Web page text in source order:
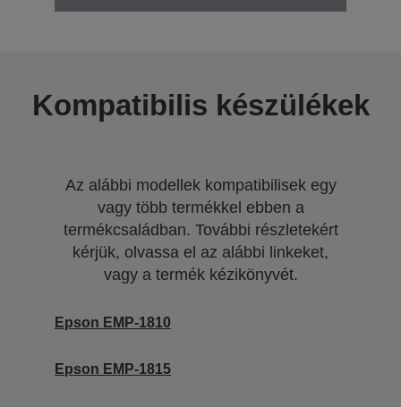
Kompatibilis készülékek
Az alábbi modellek kompatibilisek egy
vagy több termékkel ebben a
termékcsaládban. További részletekért
kérjük, olvassa el az alábbi linkeket,
vagy a termék kézikönyvét.
Epson EMP-1810
Epson EMP-1815